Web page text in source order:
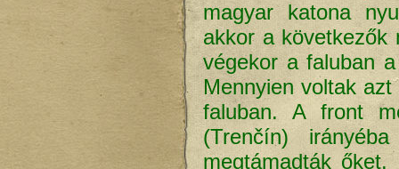
magyar katona
akkor a következők
végekor a faluban
Mennyien voltak
faluban. A front
(Trenčín)
megtámadták